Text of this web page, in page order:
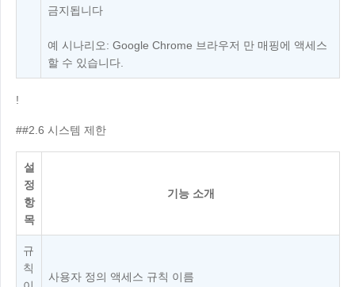
금지됩니다
예 시나리오: Google Chrome 브라우저 만 매핑에 액세스
할 수 있습니다.
!
##2.6 시스템 제한
설
정
항
목
기능 소개
규
칙
사용자 정의 액세스 규칙 이름